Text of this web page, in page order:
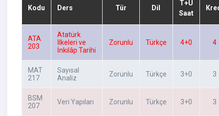
Kodu Ders Tür Dil
T+U
Saat
ATA
203
Atatürk
İlkeleri ve
İnkılâp Tarihi
Zorunlu Türkçe 4+0 4
MAT
217
Sayısal
Analiz
Zorunlu Türkçe 3+0 3
BSM
207
Veri Yapıları Zorunlu Türkçe 3+0 3